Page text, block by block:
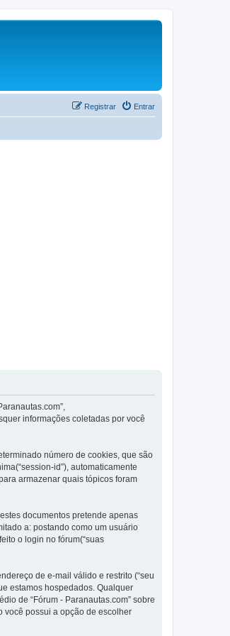
Entrar
Registrar
informações coletadas por você
número de cookies, que são
id”), automaticamente
armazenar quais tópicos foram
documentos pretende apenas
a: postando como um usuário
o login no fórum(“suas
de e-mail válido e restrito (“seu
estamos hospedados. Qualquer
de “Fórum - Paranautas.com” sobre
você possui a opção de escolher